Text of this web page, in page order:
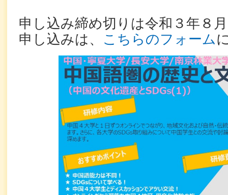
申し込み締め切りは令和３年８
申し込みは、 こちらのフォーム